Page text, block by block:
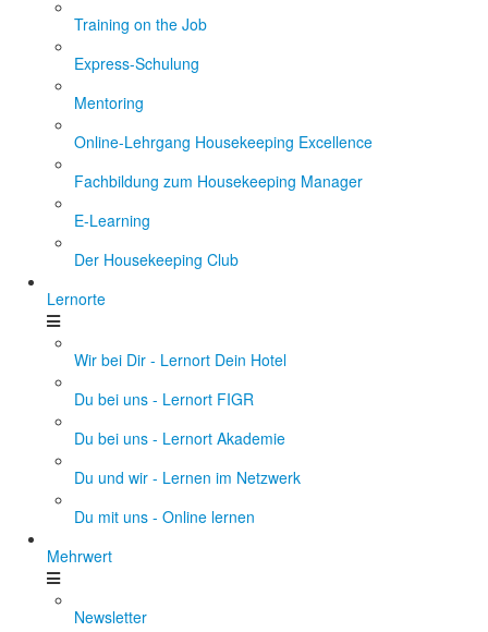
Training on the Job
Express-Schulung
Mentoring
Online-Lehrgang Housekeeping Excellence
Fachbildung zum Housekeeping Manager
E-Learning
Der Housekeeping Club
Lernorte
Wir bei Dir - Lernort Dein Hotel
Du bei uns - Lernort FIGR
Du bei uns - Lernort Akademie
Du und wir - Lernen im Netzwerk
Du mit uns - Online lernen
Mehrwert
Newsletter